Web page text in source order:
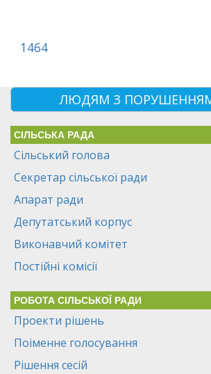
1464
ЛЮДЯМ З
СІЛЬСЬКА РАДА
Сільський голова
Секретар сільської ради
Апарат ради
Депутатський корпус
Виконавчий комітет
Постійні комісії
РОБОТА СІЛЬСЬКОЇ РАДИ
Проекти рішень
Поіменне голосування
Рішення сесій